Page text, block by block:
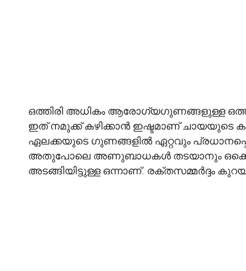
ഒത്തിരി അധികം ആരോഗ്യഗുണങ്ങളുള്ള
ഇത് നമുക്ക് കഴിക്കാൻ ഇഷ്ടമാണ് ചായയുടെ
ഏലക്കയുടെ ഗുണങ്ങളിൽ ഏറ്റവും
അതുപോലെ അണുബാധകൾ തടയാനും ഒക്കെ
അടങ്ങിയിട്ടുള്ള ഒന്നാണ്. രക്തസമ്മർദ്ദം